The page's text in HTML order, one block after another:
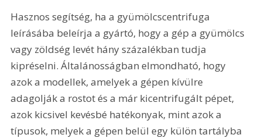
Hasznos segítség, ha a gyümölcscentrifuga
leírásába beleírja a gyártó, hogy a gép a gyümölcs
vagy zöldség levét hány százalékban tudja
kipréselni. Általánosságban elmondható, hogy
azok a modellek, amelyek a gépen kívülre
adagolják a rostot és a már kicentrifugált pépet,
azok kicsivel kevésbé hatékonyak, mint azok a
típusok, melyek a gépen belül egy külön tartályba